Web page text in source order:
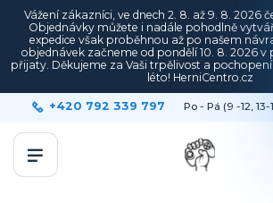
Vážení zákazníci, ve dnech 2. 8. až 9. 8. 2026
Objednávky můžete i nadále pohodlně
expedice však proběhnou až po našem
objednávek začneme od pondělí 10. 8. 2026 v
přijaty. Děkujeme za Vaši trpělivost a
léto! HerniCentro.cz
+420 792 339 797 Po - Pá (9 -12,